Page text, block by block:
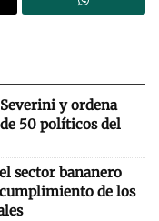
y ordena
50 políticos del
sector bananero
de los